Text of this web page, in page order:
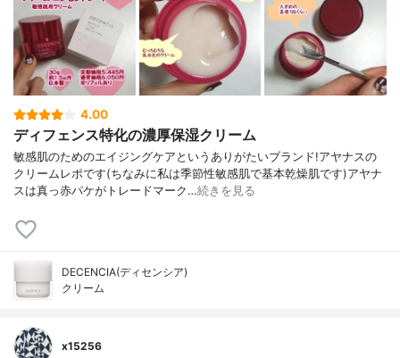
4.00
ディフェンス特化の濃厚保湿クリーム
敏感肌のためのエイジングケアというありがたいブランド!アヤナスの
クリームレポです(ちなみに私は季節性敏感肌で基本乾燥肌です)アヤナ
スは真っ赤パケがトレードマーク…続きを見る
DECENCIA(ディセンシア)
クリーム
x15256